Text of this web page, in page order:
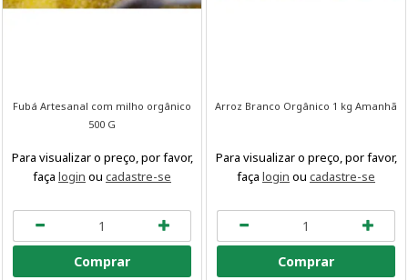
Fubá Artesanal com milho orgânico
500 G
Para visualizar o preço, por favor,
faça login ou cadastre-se
Comprar
Arroz Branco Orgânico 1 kg Amanhã
Para visualizar o preço, por favor,
faça login ou cadastre-se
Comprar